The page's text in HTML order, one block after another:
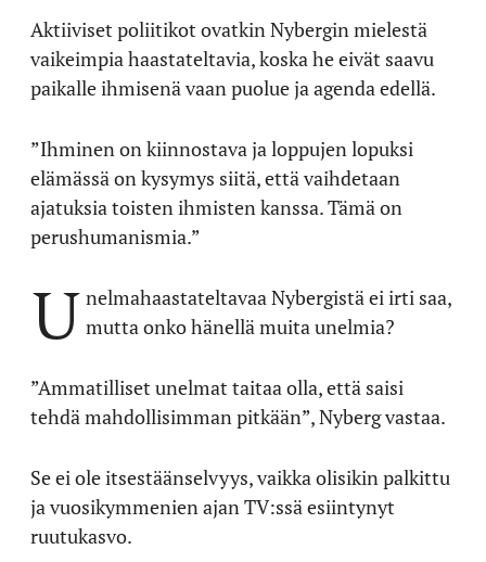
Aktiiviset poliitikot ovatkin Nybergin mielestä
vaikeimpia haastateltavia, koska he eivät saavu
paikalle ihmisenä vaan puolue ja agenda edellä.
”Ihminen on kiinnostava ja loppujen lopuksi
elämässä on kysymys siitä, että vaihdetaan
ajatuksia toisten ihmisten kanssa. Tämä on
perushumanismia.”
U nelmahaastateltavaa Nybergistä ei irti saa,
mutta onko hänellä muita unelmia?
”Ammatilliset unelmat taitaa olla, että saisi
tehdä mahdollisimman pitkään”, Nyberg vastaa.
Se ei ole itsestäänselvyys, vaikka olisikin palkittu
ja vuosikymmenien ajan TV:ssä esiintynyt
ruutukasvo.